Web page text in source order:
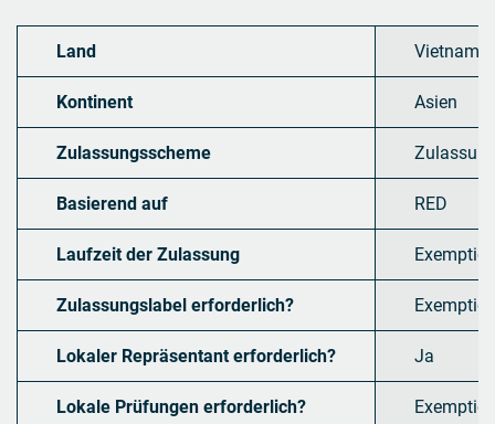
Land Vietnam
Kontinent Asien
Zulassungsscheme
Basierend auf RED
Laufzeit der Zulassung
Zulassungslabel erforderlich?
Lokaler Repräsentant erforderlich? Ja
Lokale Prüfungen erforderlich?